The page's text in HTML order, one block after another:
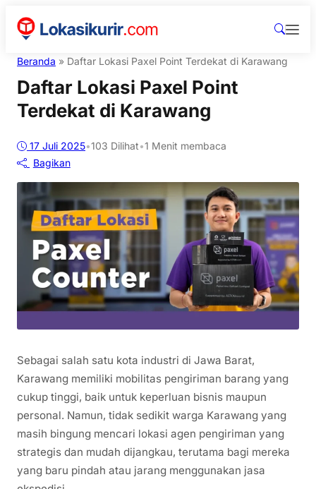
Beranda » Daftar Lokasi Paxel Point Terdekat di Karawang
Daftar Lokasi Paxel Point
Terdekat di Karawang
17 Juli 2025•103 Dilihat•1 Menit membaca
Bagikan
Sebagai salah satu kota industri di Jawa Barat,
Karawang memiliki mobilitas pengiriman barang yang
cukup tinggi, baik untuk keperluan bisnis maupun
personal. Namun, tidak sedikit warga Karawang yang
masih bingung mencari lokasi agen pengiriman yang
strategis dan mudah dijangkau, terutama bagi mereka
yang baru pindah atau jarang menggunakan jasa